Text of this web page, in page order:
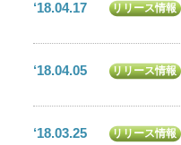
‘18.04.17 リリース情報
‘18.04.05 リリース情報
‘18.03.25 リリース情報